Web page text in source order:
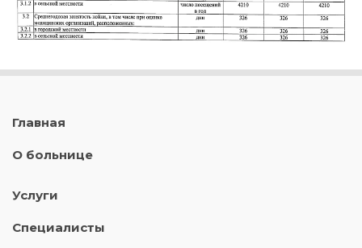
Главная
О больнице
Услуги
Специалисты